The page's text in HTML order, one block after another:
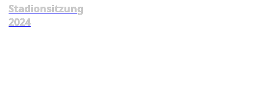
Stadionsitzung
2024